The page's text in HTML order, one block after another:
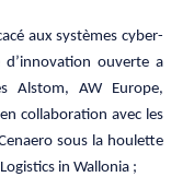
aux systèmes cyber-
ouverte a
Alstom, AW Europe,
collaboration avec les
sous la houlette
in Wallonia ;